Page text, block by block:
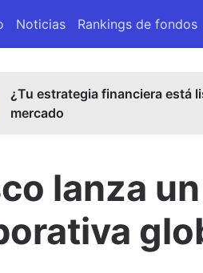
Noticias Rankings de fondos
¿Tu estrategia financiera está
mercado
lanza